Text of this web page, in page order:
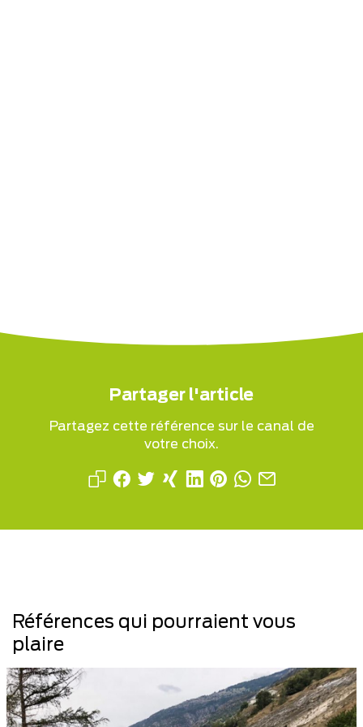
Partager l'article
Partagez cette référence sur le canal de
votre choix.
Références qui pourraient vous
plaire